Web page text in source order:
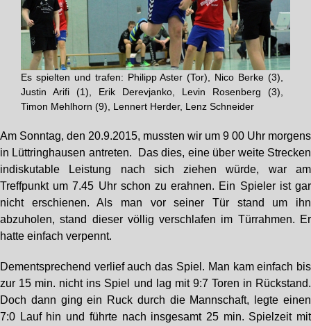
Es spielten und trafen: Philipp Aster (Tor), Nico Berke (3),
Justin Arifi (1), Erik Derevjanko, Levin Rosenberg (3),
Timon Mehlhorn (9), Lennert Herder, Lenz Schneider
Am Sonntag, den 20.9.2015, mussten wir um 9 00 Uhr morgens
in Lüttringhausen antreten. Das dies, eine über weite Strecken
indiskutable Leistung nach sich ziehen würde, war am
Treffpunkt um 7.45 Uhr schon zu erahnen. Ein Spieler ist gar
nicht erschienen. Als man vor seiner Tür stand um ihn
abzuholen, stand dieser völlig verschlafen im Türrahmen. Er
hatte einfach verpennt.
Dementsprechend verlief auch das Spiel. Man kam einfach bis
zur 15 min. nicht ins Spiel und lag mit 9:7 Toren in Rückstand.
Doch dann ging ein Ruck durch die Mannschaft, legte einen
7:0 Lauf hin und führte nach insgesamt 25 min. Spielzeit mit